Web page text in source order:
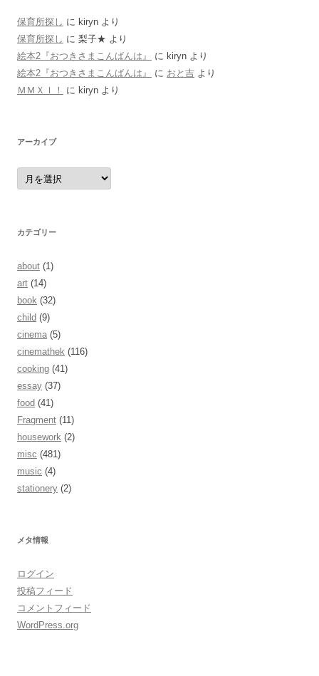
保育所探し に kiryn より
保育所探し に 梨子★ より
絵本2『おつきさまこんばんは』
に kiryn より
絵本2『おつきさまこんばんは』
に おと吉 より
ＭＭＸＩ！
に kiryn より
アーカイブ
ア
ー
カ
カテゴリー
about (1)
art (14)
book (32)
child (9)
cinema (5)
cinemathek (116)
cooking (41)
essay (37)
food (41)
Fragment (11)
housework (2)
misc (481)
music (4)
stationery (2)
メタ情報
ログイン
投稿フィード
コメントフィード
WordPress.org